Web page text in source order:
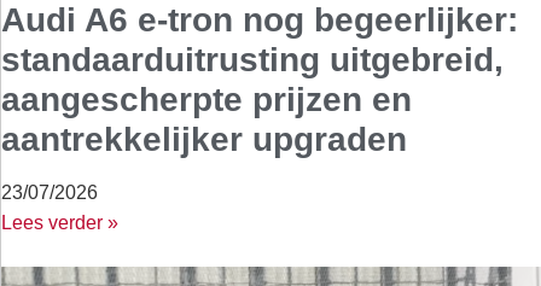
Audi A6 e-tron nog begeerlijker:
standaarduitrusting uitgebreid,
aangescherpte prijzen en
aantrekkelijker upgraden
23/07/2026
Lees verder »